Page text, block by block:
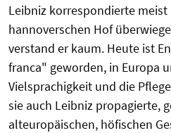
Leibniz korrespondierte meist
hannoverschen Hof
verstand er kaum. Heute ist
franca" geworden, in Europa
Vielsprachigkeit und die
sie auch Leibniz propagierte,
alteuropäischen, höfischen